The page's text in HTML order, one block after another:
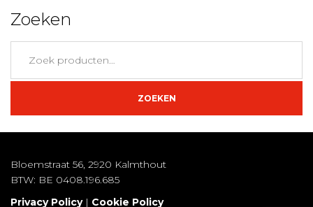
Zoeken
naar:
ZOEKEN
Bloemstraat 56, 2920 Kalmthout
BTW: BE 0408.196.685
Privacy Policy| Cookie Policy